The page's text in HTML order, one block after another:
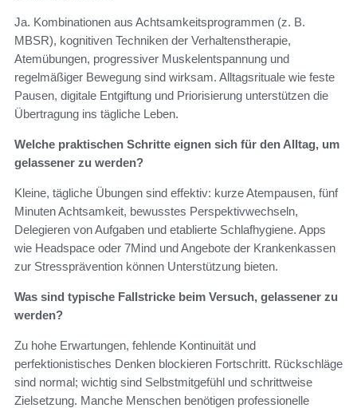
Ja. Kombinationen aus Achtsamkeitsprogrammen (z. B.
MBSR), kognitiven Techniken der Verhaltenstherapie,
Atemübungen, progressiver Muskelentspannung und
regelmäßiger Bewegung sind wirksam. Alltagsrituale wie feste
Pausen, digitale Entgiftung und Priorisierung unterstützen die
Übertragung ins tägliche Leben.
Welche praktischen Schritte eignen sich für den Alltag, um
gelassener zu werden?
Kleine, tägliche Übungen sind effektiv: kurze Atempausen, fünf
Minuten Achtsamkeit, bewusstes Perspektivwechseln,
Delegieren von Aufgaben und etablierte Schlafhygiene. Apps
wie Headspace oder 7Mind und Angebote der Krankenkassen
zur Stressprävention können Unterstützung bieten.
Was sind typische Fallstricke beim Versuch, gelassener zu
werden?
Zu hohe Erwartungen, fehlende Kontinuität und
perfektionistisches Denken blockieren Fortschritt. Rückschläge
sind normal; wichtig sind Selbstmitgefühl und schrittweise
Zielsetzung. Manche Menschen benötigen professionelle